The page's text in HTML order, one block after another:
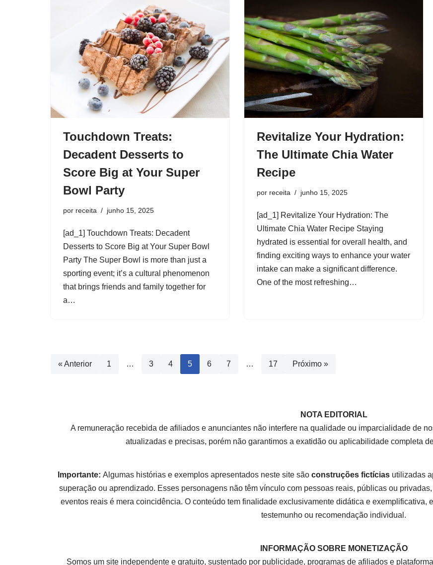
Touchdown Treats:
Decadent Desserts to
Score Big at Your Super
Bowl Party
por receita junho 15, 2025
[ad_1] Touchdown Treats: Decadent
Desserts to Score Big at Your Super Bowl
Party The Super Bowl is more than just a
sporting event; it’s a cultural phenomenon
that brings friends and family together for
a…
Revitalize Your Hydration:
The Ultimate Chia Water
Recipe
por receita junho 15, 2025
[ad_1] Revitalize Your Hydration: The
Ultimate Chia Water Recipe Staying
hydrated is essential for overall health, and
finding exciting ways to enhance your water
intake can make a significant difference.
One of the most refreshing…
« Anterior 1 … 3 4 5 6 7 … 17 Próximo »
NOTA EDITORIAL
A remuneração recebida de afiliados e anunciantes não interfere na qualidade ou imparcialidade de
atualizadas e precisas, porém não garantimos a exatidão ou aplicabilidade completa
Importante: Algumas histórias e exemplos apresentados neste site são construções fictíciasutilizadas
superação ou aprendizado. Esses personagens não têm vínculo com pessoas reais, públicas ou
eventos reais é mera coincidência. O conteúdo tem finalidade exclusivamente didática e exemplificativa,
testemunho ou recomendação individual.
INFORMAÇÃO SOBRE MONETIZAÇÃO
Somos um site independente e gratuito, sustentado por publicidade, programas de afiliados e